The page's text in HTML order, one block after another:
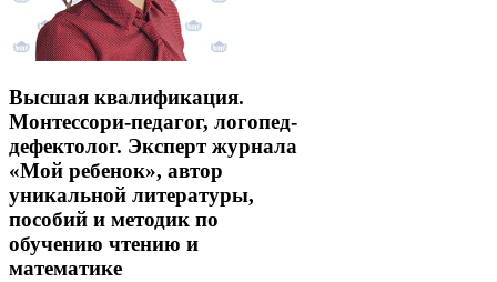
Высшая квалификация.
Монтессори-педагог, логопед-
дефектолог. Эксперт журнала
«Мой ребенок», автор
уникальной литературы,
пособий и методик по
обучению чтению и
математике